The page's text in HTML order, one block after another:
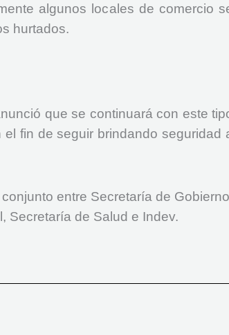
algunos locales de comercio
hurtados.
que se continuará con este
fin de seguir brindando seguridad
entre Secretaría de
Secretaría de Salud e Indev.